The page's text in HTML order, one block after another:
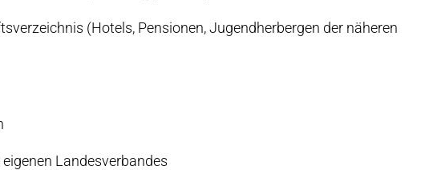
(Hotels, Pensionen, Jugendherbergen der näheren
Landesverbandes